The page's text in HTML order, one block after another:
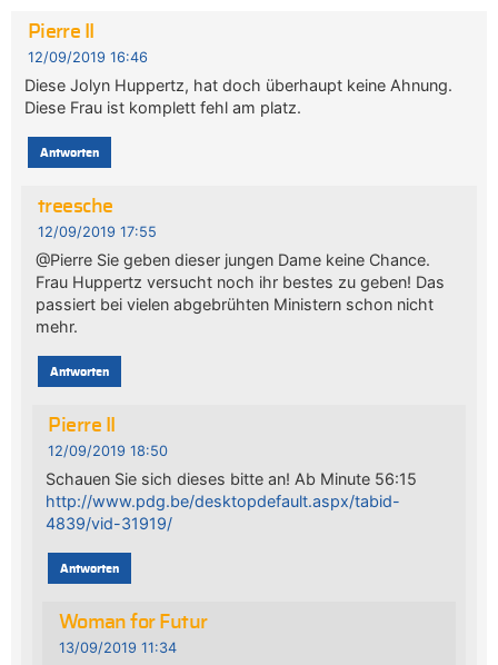
Pierre II
12/09/2019 16:46
Diese Jolyn Huppertz, hat doch überhaupt keine Ahnung.
Diese Frau ist komplett fehl am platz.
Antworten
treesche
12/09/2019 17:55
@Pierre Sie geben dieser jungen Dame keine Chance.
Frau Huppertz versucht noch ihr bestes zu geben! Das
passiert bei vielen abgebrühten Ministern schon nicht
mehr.
Antworten
Pierre II
12/09/2019 18:50
Schauen Sie sich dieses bitte an! Ab Minute 56:15
http://www.pdg.be/desktopdefault.aspx/tabid-
4839/vid-31919/
Antworten
Woman for Futur
13/09/2019 11:34